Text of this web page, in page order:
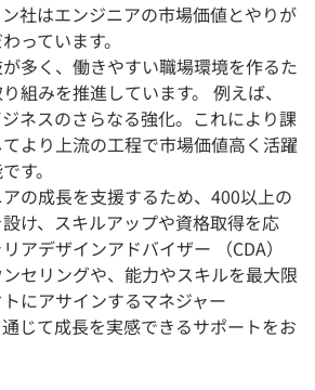
社はエンジニアの市場価値とやりが
っています。
多く、働きやすい職場環境を作るた
組みを推進しています。 例えば、
ネスのさらなる強化。これにより課
より上流の工程で市場価値高く活躍
す。
の成長を支援するため、400以上の
け、スキルアップや資格取得を応
アデザインアドバイザー （CDA）
セリングや、能力やスキルを最大限
にアサインするマネジャー
通じて成長を実感できるサポートをお